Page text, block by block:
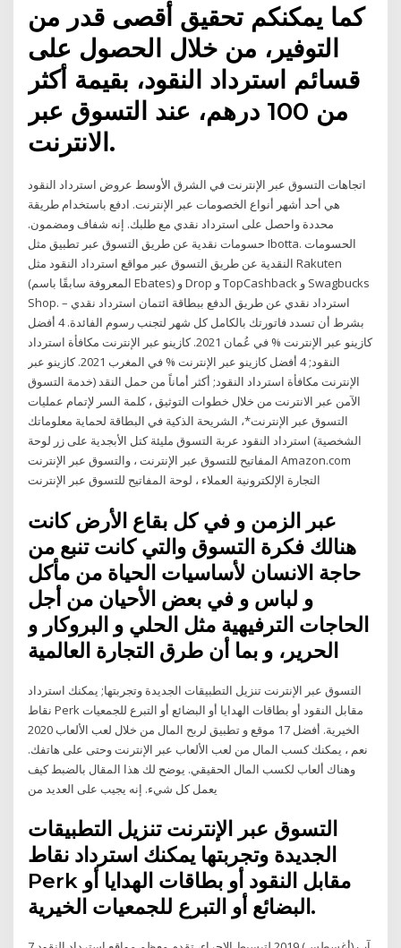
كما يمكنكم تحقيق أقصى قدر من
التوفير، من خلال الحصول على
قسائم استرداد النقود، بقيمة أكثر
من 100 درهم، عند التسوق عبر
الانترنت.
اتجاهات التسوق عبر الإنترنت في الشرق الأوسط عروض استرداد النقود
هي أحد أشهر أنواع الخصومات عبر الإنترنت. ادفع باستخدام طريقة
محددة واحصل على استرداد نقدي مع طلبك. إنه شفاف ومضمون.
حسومات نقدية عن طريق التسوق عبر تطبيق مثل Ibotta. الحسومات
النقدية عن طريق التسوق عبر مواقع استرداد النقود مثل Rakuten
(المعروفة سابقًا باسم Ebates) و Drop و TopCashback و Swagbucks
Shop. استرداد نقدي عن طريق الدفع ببطاقة ائتمان استرداد نقدي –
بشرط أن تسدد فاتورتك بالكامل كل شهر لتجنب رسوم الفائدة. 4 أفضل
كازينو عبر الإنترنت % في عُمان 2021. كازينو عبر الإنترنت مكافأة استرداد
النقود; 4 أفضل كازينو عبر الإنترنت % في المغرب 2021. كازينو عبر
الإنترنت مكافأة استرداد النقود; أكثر أماناً من حمل النقد (خدمة التسوق
الآمن عبر الانترنت من خلال خطوات التوثيق ، كلمة السر لإتمام عمليات
التسوق عبر الإنترنت*، الشريحة الذكية في البطاقة لحماية معلوماتك
الشخصية) استرداد النقود عربة التسوق مليئة كتل الأبجدية على زر لوحة
المفاتيح للتسوق عبر الإنترنت ، والتسوق عبر الإنترنت Amazon.com
التجارة الإلكترونية العملاء ، لوحة المفاتيح للتسوق عبر الإنترنت
عبر الزمن و في كل بقاع الأرض كانت
هنالك فكرة التسوق والتي كانت تنبع من
حاجة الانسان لأساسيات الحياة من مأكل
و لباس و في بعض الأحيان من أجل
الحاجات الترفيهية مثل الحلي و البروكار و
الحرير، و بما أن طرق التجارة العالمية
التسوق عبر الإنترنت تنزيل التطبيقات الجديدة وتجربتها; يمكنك استرداد
نقاط Perk مقابل النقود أو بطاقات الهدايا أو البضائع أو التبرع للجمعيات
الخيرية. أفضل 17 موقع و تطبيق لربح المال من خلال لعب الألعاب 2020
نعم ، يمكنك كسب المال من لعب الألعاب عبر الإنترنت وحتى على هاتفك.
وهناك ألعاب لكسب المال الحقيقي. يوضح لك هذا المقال بالضبط كيف
يعمل كل شيء. إنه يجيب على العديد من
التسوق عبر الإنترنت تنزيل التطبيقات
الجديدة وتجربتها يمكنك استرداد نقاط
Perk مقابل النقود أو بطاقات الهدايا أو
البضائع أو التبرع للجمعيات الخيرية.